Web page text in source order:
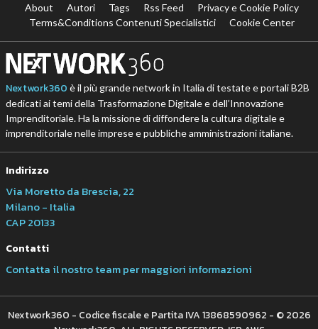
About Autori Tags Rss Feed
Privacy e Cookie Policy
Terms&Conditions Contenuti Specialistici
Cookie Center
Nextwork360 è il più grande network in Italia di testate e portali B2B
dedicati ai temi della Trasformazione Digitale e dell’Innovazione
Imprenditoriale. Ha la missione di diffondere la cultura digitale e
imprenditoriale nelle imprese e pubbliche amministrazioni italiane.
Indirizzo
Via Moretto da Brescia, 22
Milano - Italia
CAP 20133
Contatti
Contatta il nostro team per maggiori informazioni
Nextwork360 - Codice fiscale e Partita IVA 13868590962 - © 2026